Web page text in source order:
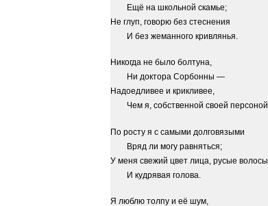
Ещё на школьной скамье;
Не глуп, говорю без стеснения
И без жеманного кривлянья.
Никогда не было болтуна,
Ни доктора Сорбонны —
Надоедливее и крикливее,
Чем я, собственной своей персоной.
По росту я с самыми долговязыми
Вряд ли могу равняться;
У меня свежий цвет лица, русые волосы
И кудрявая голова.
Я люблю толпу и её шум,